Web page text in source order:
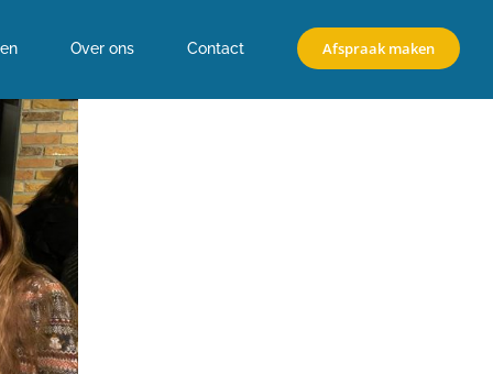
Over ons Contact Afspraak maken